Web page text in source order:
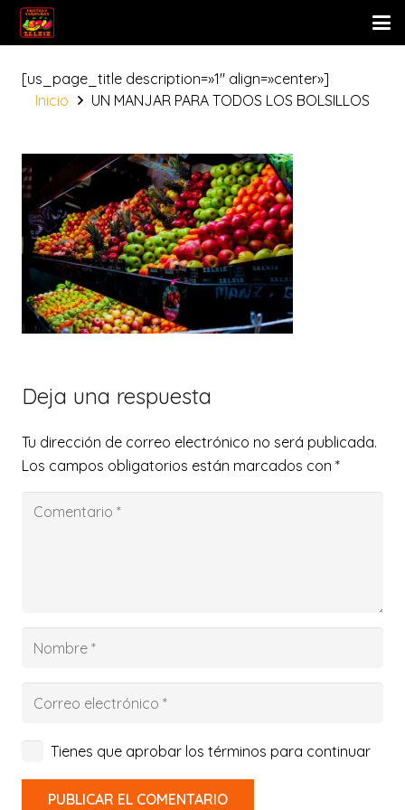
[us_page_title description=»1″ align=»center»]
Inicio
UN MANJAR PARA TODOS LOS BOLSILLOS
Deja una respuesta
Tu dirección de correo electrónico no será publicada.
Los campos obligatorios están marcados con *
Tienes que aprobar los términos para continuar
PUBLICAR EL COMENTARIO